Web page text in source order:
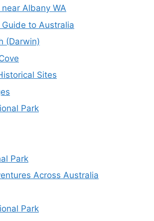
Albany WA
Guide to Australia
(Darwin)
Sites
Park
Park
Across Australia
Park